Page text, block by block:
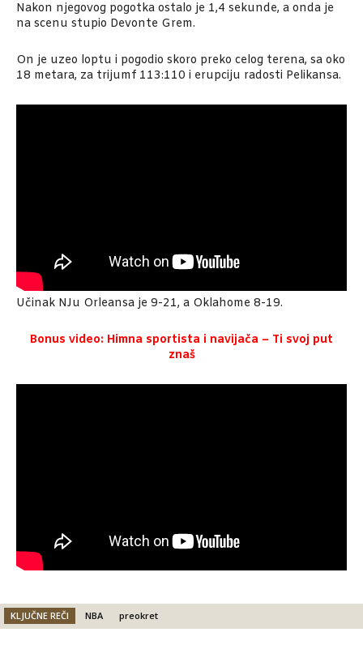
Nakon njegovog pogotka ostalo je 1,4 sekunde, a onda je
na scenu stupio Devonte Grem.
On je uzeo loptu i pogodio skoro preko celog terena, sa oko
18 metara, za trijumf 113:110 i erupciju radosti Pelikansa.
Učinak NJu Orleansa je 9-21, a Oklahome 8-19.
Bonus video: Himna sportista i navijača – Ti svoj put
znaš
KLJUČNE REČI NBA preokret